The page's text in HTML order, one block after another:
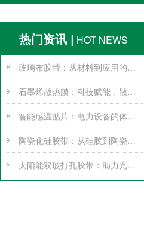
热门资讯 | HOT NEWS
玻璃布胶带：从材料到应用的全方位探索
石墨烯散热膜：科技赋能，散热无忧
智能感温贴片：电力设备的体温计
陶瓷化硅胶带：从硅胶到陶瓷的跨界变身
太阳能双玻打孔胶带：助力光伏产业腾飞